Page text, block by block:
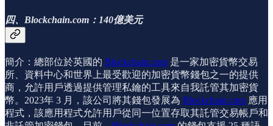
四、Blockchain.com：140億美元
簡介：總部位於英國的 Blockchain.com 是一家加密貨幣交易
所、資料中心和世界上最受歡迎的加密貨幣錢包之一的提供
商，允許用戶透過提供管理私鑰的工具來自我託管其加密貨
幣。2023年 3 月，該公司將其錢包發展為 Blockchain.com 應用
程式，該應用程式允許用戶從同一位置存取其託管交易帳戶和